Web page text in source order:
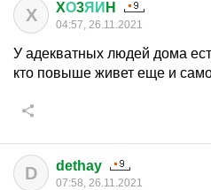
X XО3ЯИ H
04:57, 26.11.2021
У адекватных людей дома
кто повыше живет еще и
D dethay
07:58, 26.11.2021